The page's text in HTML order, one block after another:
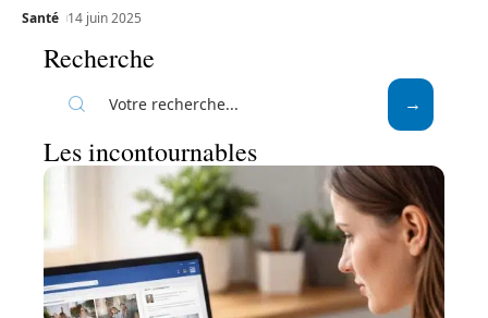
Santé 14 juin 2025
Recherche
Les incontournables